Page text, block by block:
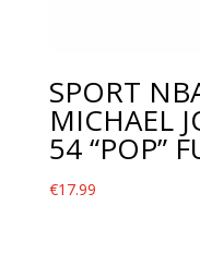
SPORT
MICHAEL
54 “POP”
€17.99